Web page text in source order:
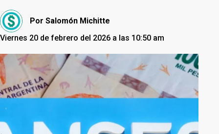
Por Salomón Michitte
Viernes 20 de febrero del 2026 a las 10:50 am